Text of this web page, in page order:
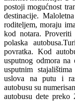
postoji mogućnost
destinacije.
roditeljem, moraju
kod notara.
polaska
povratka. Kod
usputnog odmora
usputnim
uslova na putu i
autobusu su
autobusu dete